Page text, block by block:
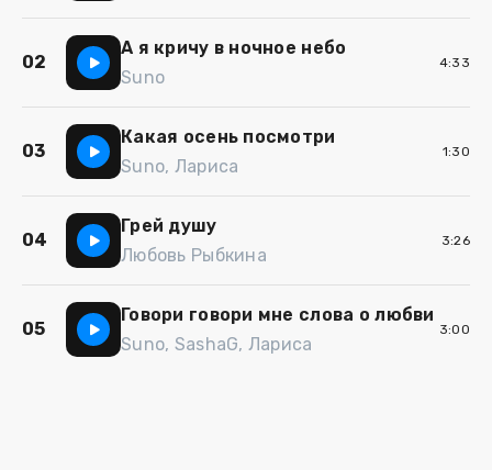
02
А я кричу в ночное небо
Suno
4:33
03
Какая осень посмотри
Suno, Лариса
1:30
04
Грей душу
Любовь Рыбкина
3:26
05
Говори говори мне слова о любви
Suno, SashaG, Лариса
3:00